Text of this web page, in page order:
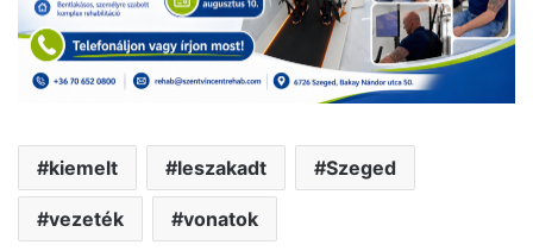
kiemelt leszakadt Szeged
vezeték vonatok